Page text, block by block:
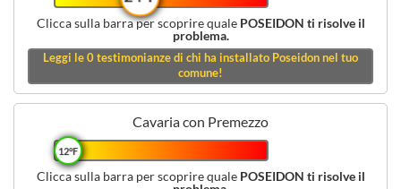
Clicca sulla barra per scoprire quale POSEIDON ti risolve il
problema.
Leggi le0testimonianze di chi ha installato Poseidon nel tuo
comune!
Cavaria con Premezzo
12°F
Clicca sulla barra per scoprire quale POSEIDON ti risolve il